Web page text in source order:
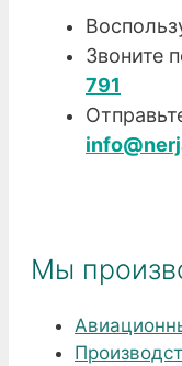
Звоните
791
Мы